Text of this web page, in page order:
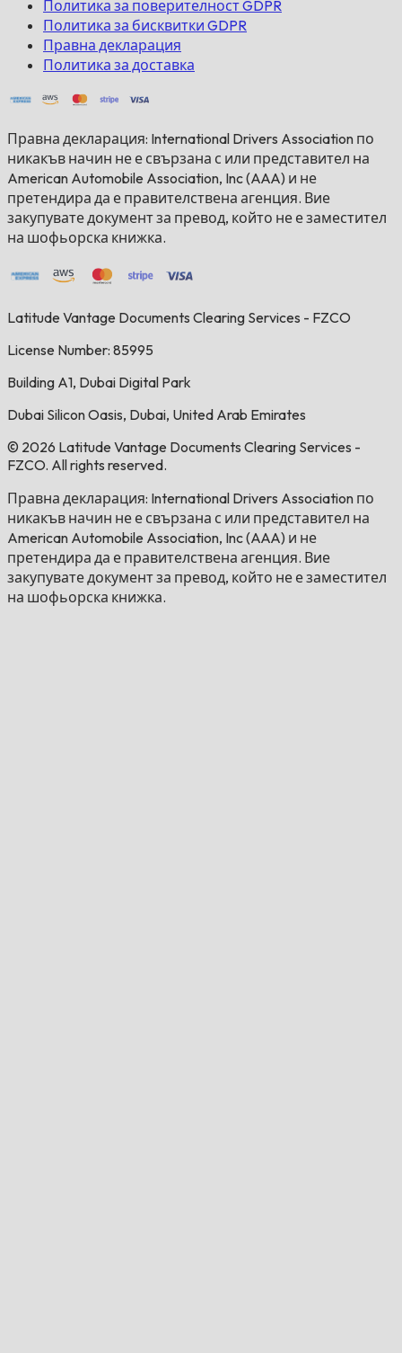
Политика за поверителност GDPR
Политика за бисквитки GDPR
Правна декларация
Политика за доставка
Правна декларация: International Drivers Association по
никакъв начин не е свързана с или представител на
American Automobile Association, Inc (AAA) и не
претендира да е правителствена агенция. Вие
закупувате документ за превод, който не е заместител
на шофьорска книжка.
Latitude Vantage Documents Clearing Services - FZCO
License Number: 85995
Building A1, Dubai Digital Park
Dubai Silicon Oasis, Dubai, United Arab Emirates
© 2026 Latitude Vantage Documents Clearing Services -
FZCO. All rights reserved.
Правна декларация: International Drivers Association по
никакъв начин не е свързана с или представител на
American Automobile Association, Inc (AAA) и не
претендира да е правителствена агенция. Вие
закупувате документ за превод, който не е заместител
на шофьорска книжка.